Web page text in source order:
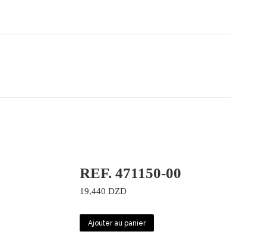
REF. 471150-00
19,440 DZD
Ajouter au panier